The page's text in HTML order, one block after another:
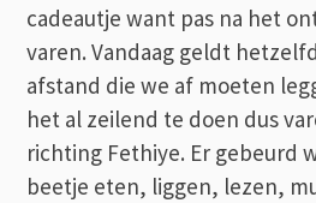
cadeautje want pas na het
varen. Vandaag geldt
afstand die we af moeten
het al zeilend te doen dus
richting Fethiye. Er gebeurd
beetje eten, liggen, lezen,